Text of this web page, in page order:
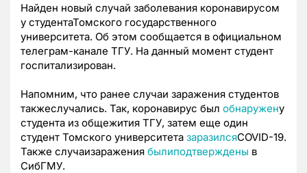
Найден новый случай заболевания коронавирусом
у студентаТомского государственного
университета. Об этом сообщается в официальном
телеграм-канале ТГУ. На данный момент студент
госпитализирован.
Напомним, что ранее случаи заражения студентов
такжеслучались. Так, коронавирус был обнаружену
студента из общежития ТГУ, затем еще один
студент Томского университета заразилсяCOVID-19.
Также случаизаражения былиподтверждены в
СибГМУ.